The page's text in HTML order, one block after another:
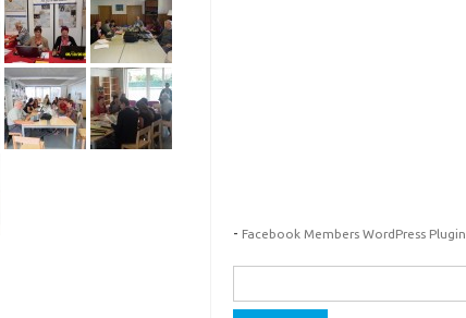
- Facebook Members WordPress Plugin